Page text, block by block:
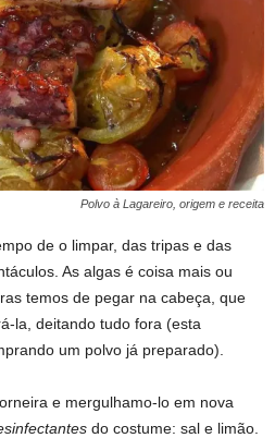
Polvo à Lagareiro, origem e receita
de o limpar, das tripas e das
As algas é coisa mais ou
temos de pegar na cabeça, que
la, deitando tudo fora (esta
um polvo já preparado).
e mergulhamo-lo em nova
do costume: sal e limão.